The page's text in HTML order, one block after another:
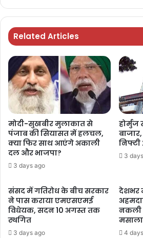
Related Articles
मोदी-सुखबीर मुलाकात से
पंजाब की सियासत में हलचल,
क्या फिर साथ आएंगे अकाली
दल और भाजपा?
3 days ago
3
संसद में गतिरोध के बीच सरकार
ने पास कराया एमएसएमई
विधेयक, सदन 10 अगस्त तक
स्थगित
3 days ago
देशभर
नकली
मसाला
4